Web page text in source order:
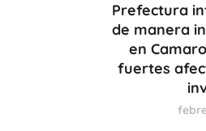
Prefectura
de manera
en
fuertes